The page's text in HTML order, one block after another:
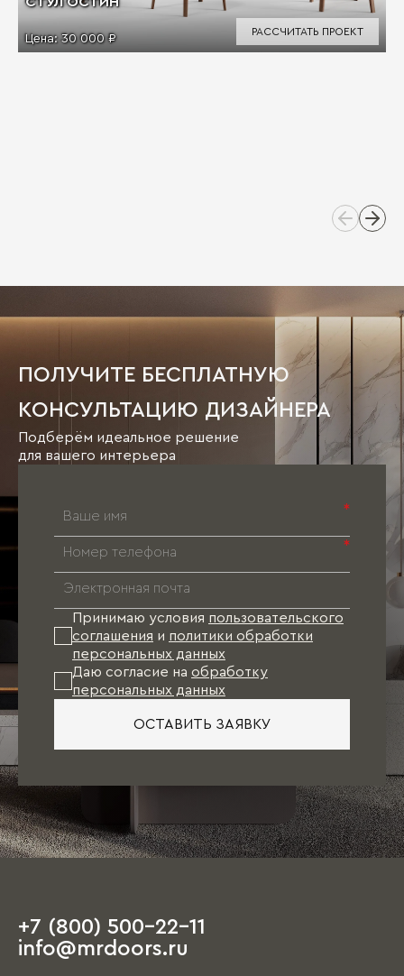
Цена:30 000 ₽
РАССЧИТАТЬ ПРОЕКТ
ПОЛУЧИТЕ БЕСПЛАТНУЮ
КОНСУЛЬТАЦИЮ ДИЗАЙНЕРА
Подберём идеальное решение
для вашего интерьера
*
*
Принимаю условия пользовательского
соглашения и политики обработки
персональных данных
Даю согласие на обработку
персональных данных
ОСТАВИТЬ ЗАЯВКУ
+7 (800) 500-22-11
info@mrdoors.ru